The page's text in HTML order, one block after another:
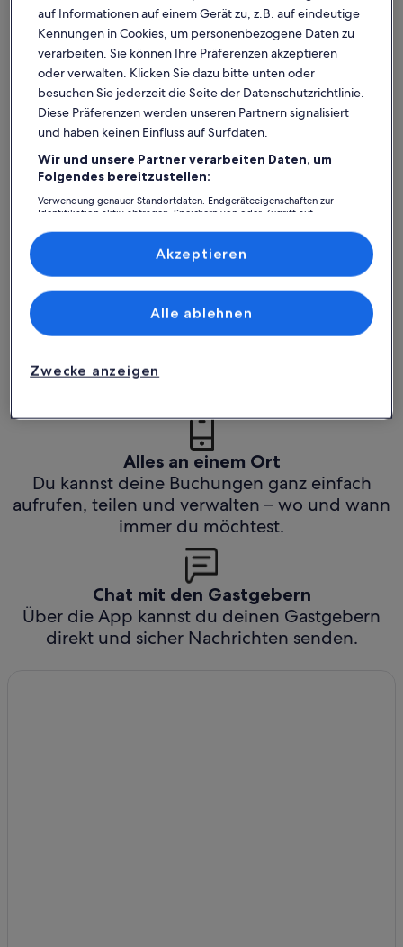
Was spricht für unsere App?
Immer in Verbindung
Du hast all deine Buchungsdetails immer
griffbereit, auch ohne WLAN!
Unser Kundenservice ist rund um die Uhr,
Alles an einem Ort
Du kannst deine Buchungen ganz einfach
aufrufen, teilen und verwalten – wo und wann
immer du möchtest.
Chat mit den Gastgebern
Über die App kannst du deinen Gastgebern
direkt und sicher Nachrichten senden.
auf Informationen auf einem Gerät zu, z.B. auf eindeutige
Kennungen in Cookies, um personenbezogene Daten zu
verarbeiten. Sie können Ihre Präferenzen akzeptieren
oder verwalten. Klicken Sie dazu bitte unten oder
besuchen Sie jederzeit die Seite der Datenschutzrichtlinie.
Diese Präferenzen werden unseren Partnern signalisiert
und haben keinen Einfluss auf Surfdaten.
Wir und unsere Partner verarbeiten Daten, um
Folgendes bereitzustellen:
Verwendung genauer Standortdaten. Endgeräteeigenschaften zur
Identifikation aktiv abfragen. Speichern von oder Zugriff auf
Inhalte, Messung von Werbeleistung und der Performance von Inhalten,
Zielgruppenforschung sowie Entwicklung und Verbesserung von
Liste der Partner (Lieferanten)
Zwecke anzeigen
Alle ablehnen
Akzeptieren